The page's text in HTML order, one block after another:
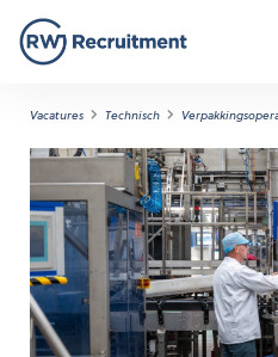
Vacatures Technisch